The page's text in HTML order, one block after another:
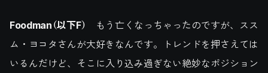
Foodman（以下F） もう亡くなっちゃったのですが、スス
ム・ヨコタさんが大好きなんです。トレンドを押さえては
いるんだけど、そこに入り込み過ぎない絶妙なポジション